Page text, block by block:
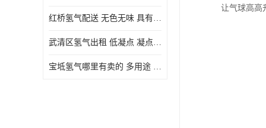
红桥氢气配送 无色无味 具有较低的密度
武清区氢气出租 低凝点 凝点为-259
宝坻氢气哪里有卖的 多用途 可以在空气中上升
让气球高高